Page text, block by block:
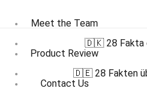
Meet the Team
Product Review
Contact Us
🇩🇰 28 Fakta
🇩🇪 28 Fakten